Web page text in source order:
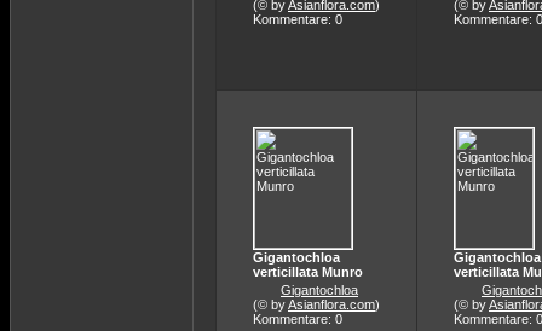
(© byAsianflora.com)
Kommentare: 0
(© by
Kommentare: 0
Gigantochloa
verticillata Munro
Gigantochloa
(© byAsianflora.com)
Kommentare: 0
Gigantochloa
verticillata
(© by
Kommentare: 0